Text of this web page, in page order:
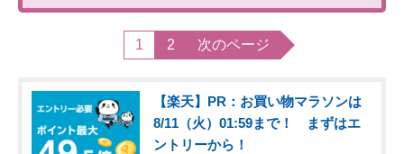
1 2 次のページ
【楽天】PR：お買い物マラソンは
8/11（火）01:59まで！ まずはエ
ントリーから！